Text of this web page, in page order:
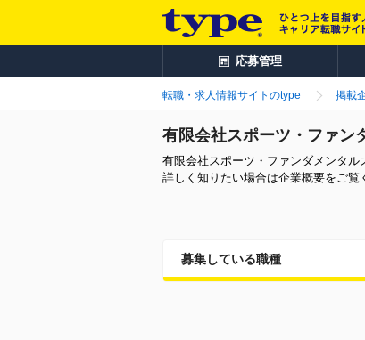
応募管理
転職・求人情報サイトのtype 掲載
有限会社スポーツ・ファン
有限会社スポーツ・ファンダメンタ
詳しく知りたい場合は企業概要をご覧
募集している職種